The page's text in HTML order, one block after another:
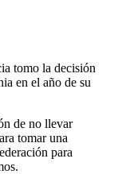
tomo la decisión
en el año de su
de no llevar
tomar una
para